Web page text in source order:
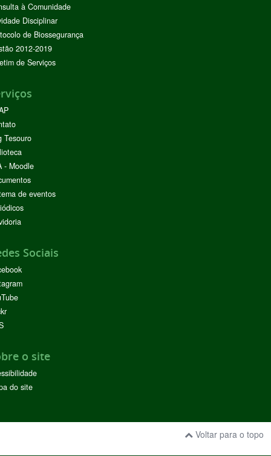
à Comunidade
Disciplinar
de Biossegurança
2012-2019
de Serviços
Tesouro
- Moodle
de eventos
Sociais
o site
do site
Voltar para o topo